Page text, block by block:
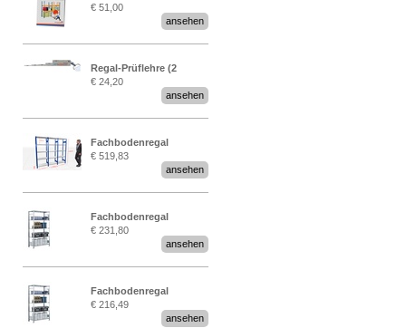
„Regalprüfung nach DIN
€ 51,00
ansehen
Regal-Prüflehre (2
Stück)
€ 24,20
ansehen
Fachbodenregal
Stecksystem MultiPlus
2,25 Meter breit
€ 519,83
ansehen
Fachbodenregal
Stecksystem MultiPlus
€ 231,80
ansehen
Fachbodenregal
Stecksystem MultiPlus
€ 216,49
ansehen